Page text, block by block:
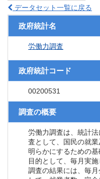
データセット一覧に戻る
政府統計名
労働力調査
政府統計コード
00200531
調査の概要
労働力調査は、統計
査として、国民の就
明らかにするための
目的として、毎月実施
調査の結果には、毎